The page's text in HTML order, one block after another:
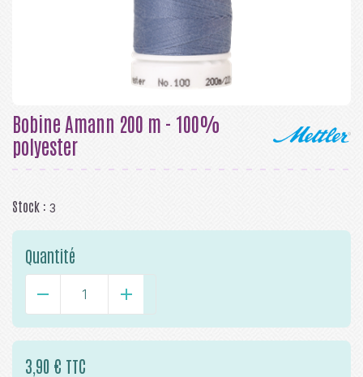
Bobine Amann 200 m - 100%
polyester
Stock : 3
Quantité
- +
3,90 € TTC